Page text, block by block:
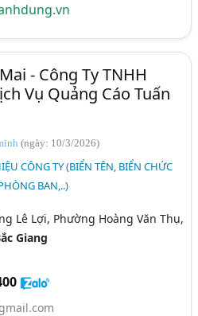
- Công Ty TNHH
Vụ Quảng Cáo Tuấn
(ngày: 10/3/2026)
CÔNG TY (BIỂN TÊN, BIỂN CHỨC
BAN,..)
Lê Lợi, Phường Hoàng Văn Thụ,
Giang